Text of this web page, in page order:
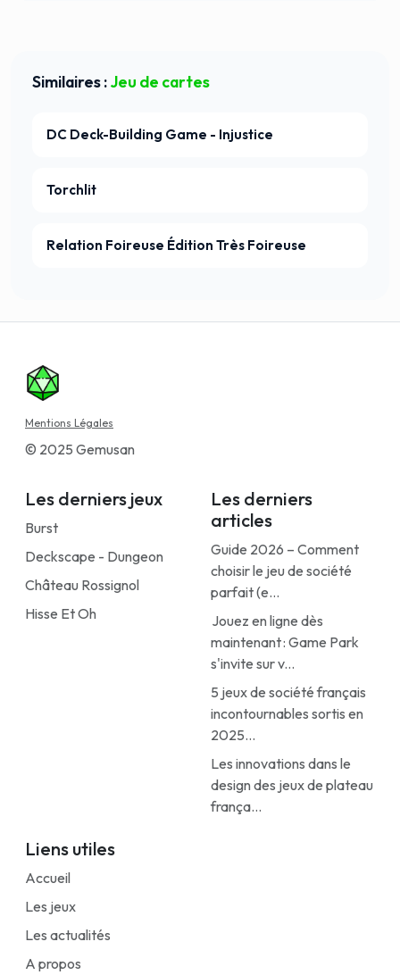
Similaires :Jeu de cartes
DC Deck-Building Game - Injustice
Torchlit
Relation Foireuse Édition Très Foireuse
Mentions Légales
© 2025 Gemusan
Les derniers jeux
Burst
Deckscape - Dungeon
Château Rossignol
Hisse Et Oh
Les derniers
articles
Guide 2026 – Comment
choisir le jeu de société
parfait (e...
Jouez en ligne dès
maintenant : Game Park
s'invite sur v...
5 jeux de société français
incontournables sortis en
2025...
Les innovations dans le
design des jeux de plateau
frança...
Liens utiles
Accueil
Les jeux
Les actualités
A propos